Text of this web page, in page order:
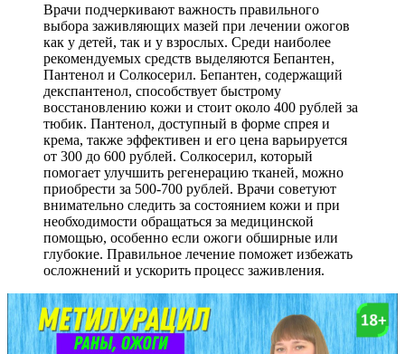
Врачи подчеркивают важность правильного
выбора заживляющих мазей при лечении ожогов
как у детей, так и у взрослых. Среди наиболее
рекомендуемых средств выделяются Бепантен,
Пантенол и Солкосерил. Бепантен, содержащий
декспантенол, способствует быстрому
восстановлению кожи и стоит около 400 рублей за
тюбик. Пантенол, доступный в форме спрея и
крема, также эффективен и его цена варьируется
от 300 до 600 рублей. Солкосерил, который
помогает улучшить регенерацию тканей, можно
приобрести за 500-700 рублей. Врачи советуют
внимательно следить за состоянием кожи и при
необходимости обращаться за медицинской
помощью, особенно если ожоги обширные или
глубокие. Правильное лечение поможет избежать
осложнений и ускорить процесс заживления.